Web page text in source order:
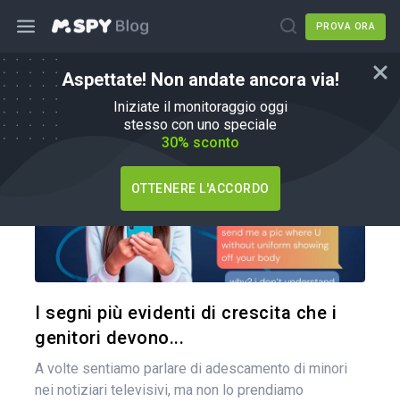
PROVA ORA
Aspettate! Non andate ancora via!
Iniziate il monitoraggio oggi
stesso con uno speciale
30% sconto
OTTENERE L'ACCORDO
Consigli per i genitori
I segni più evidenti di crescita che i
genitori devono...
A volte sentiamo parlare di adescamento di minori
nei notiziari televisivi, ma non lo prendiamo